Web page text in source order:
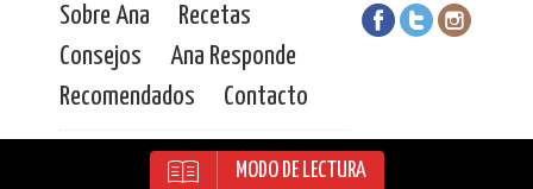
MODO DE LECTURA
Sobre Ana
Recetas
Consejos
Ana Responde
Recomendados
Contacto
Ana Durán | Todos los derechos
MJF. Comunicación | © 2016